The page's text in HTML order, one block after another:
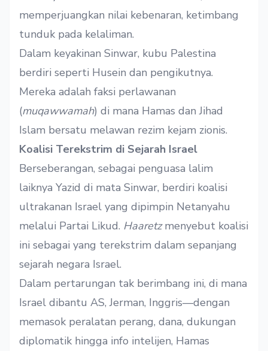
memperjuangkan nilai kebenaran, ketimbang
tunduk pada kelaliman.
Dalam keyakinan Sinwar, kubu Palestina
berdiri seperti Husein dan pengikutnya.
Mereka adalah faksi perlawanan
(muqawwamah) di mana Hamas dan Jihad
Islam bersatu melawan rezim kejam zionis.
Koalisi Terekstrim di Sejarah Israel
Berseberangan, sebagai penguasa lalim
laiknya Yazid di mata Sinwar, berdiri koalisi
ultrakanan Israel yang dipimpin Netanyahu
melalui Partai Likud. Haaretzmenyebut koalisi
ini sebagai yang terekstrim dalam sepanjang
sejarah negara Israel.
Dalam pertarungan tak berimbang ini, di mana
Israel dibantu AS, Jerman, Inggris—dengan
memasok peralatan perang, dana, dukungan
diplomatik hingga info intelijen, Hamas